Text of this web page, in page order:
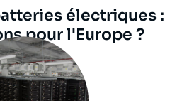
électriques :
pour l'Europe ?